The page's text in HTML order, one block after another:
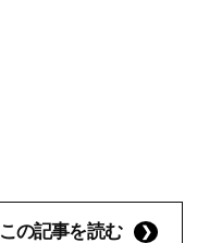
この記事を読む